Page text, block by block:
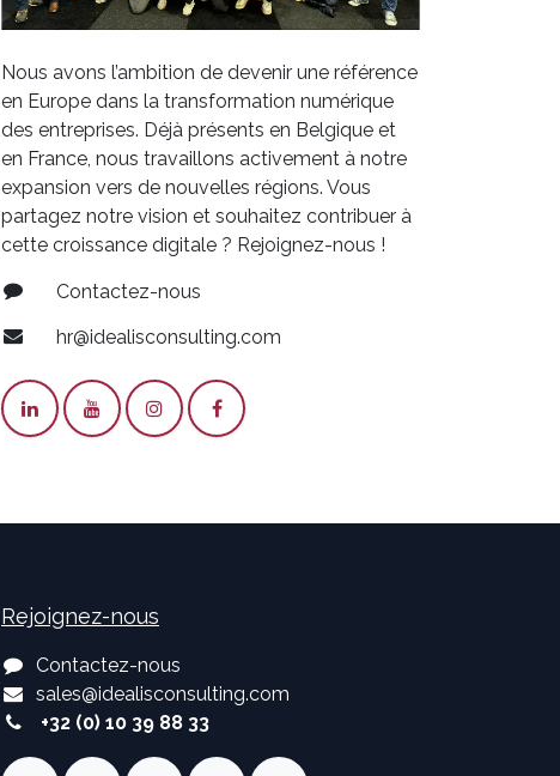
Nous avons l’ambition de devenir une référence
en Europe dans la transformation numérique
des entreprises. Déjà présents en Belgique et
en France, nous travaillons activement à notre
expansion vers de nouvelles régions. Vous
partagez notre vision et souhaitez contribuer à
cette croissance digitale ? Rejoignez-nous !
Contactez-nous
hr@idealisconsulting.com
Rejoignez-nous
Contactez-nous
sales@idealisconsulting.com
+32 (0) 10 39 88 33